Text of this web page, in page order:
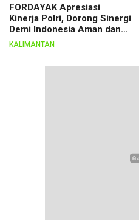
FORDAYAK Apresiasi
Kinerja Polri, Dorong Sinergi
Demi Indonesia Aman dan
Berkeadilan
KALIMANTAN